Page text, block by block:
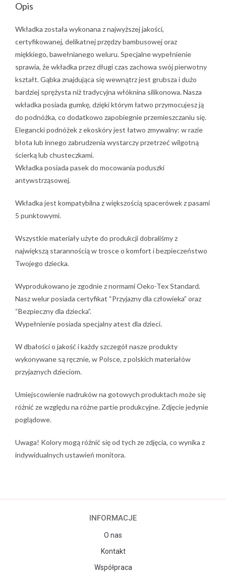
Opis
Wkładka została wykonana z najwyższej jakości,
certyfikowanej, delikatnej przędzy bambusowej oraz
miękkiego, bawełnianego weluru. Specjalne wypełnienie
sprawia, że wkładka przez długi czas zachowa swój pierwotny
kształt. Gąbka znajdująca się wewnątrz jest grubsza i dużo
bardziej sprężysta niż tradycyjna włóknina silikonowa. Nasza
wkładka posiada gumkę, dzięki którym łatwo przymocujesz ją
do podnóżka, co dodatkowo zapobiegnie przemieszczaniu się.
Elegancki podnóżek z ekoskóry jest łatwo zmywalny: w razie
błota lub innego zabrudzenia wystarczy przetrzeć wilgotną
ścierką lub chusteczkami.
Wkładka posiada pasek do mocowania poduszki
antywstrząsowej.
Wkładka jest kompatybilna z większością spacerówek z pasami
5 punktowymi.
Wszystkie materiały użyte do produkcji dobraliśmy z
największą starannością w trosce o komfort i bezpieczeństwo
Twojego dziecka.
Wyprodukowano je zgodnie z normami Oeko-Tex Standard.
Nasz welur posiada certyfikat “Przyjazny dla człowieka” oraz
“Bezpieczny dla dziecka”.
Wypełnienie posiada specjalny atest dla dzieci.
W dbałości o jakość i każdy szczegół nasze produkty
wykonywane są ręcznie, w Polsce, z polskich materiałów
przyjaznych dzieciom.
Umiejscowienie nadruków na gotowych produktach może się
różnić ze względu na różne partie produkcyjne. Zdjęcie jedynie
poglądowe.
Uwaga! Kolory mogą różnić się od tych ze zdjęcia, co wynika z
indywidualnych ustawień monitora.
INFORMACJE
O nas
Kontakt
Współpraca